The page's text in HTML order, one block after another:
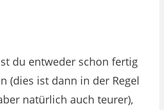
du entweder schon fertig
(dies ist dann in der Regel
natürlich auch teurer),